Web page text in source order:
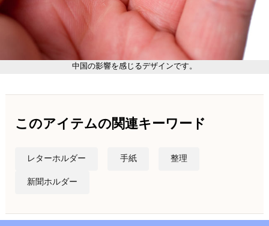
中国の影響を感じるデザインです。
このアイテムの関連キーワード
レターホルダー 手紙 整理
新聞ホルダー